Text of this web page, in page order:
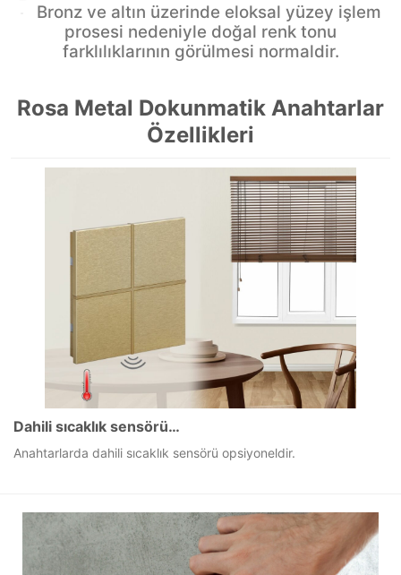
Bronz ve altın üzerinde eloksal yüzey
işlem prosesi nedeniyle doğal renk tonu
Rosa Metal Dokunmatik Anahtarlar
Dahili sıcaklık sensörü…